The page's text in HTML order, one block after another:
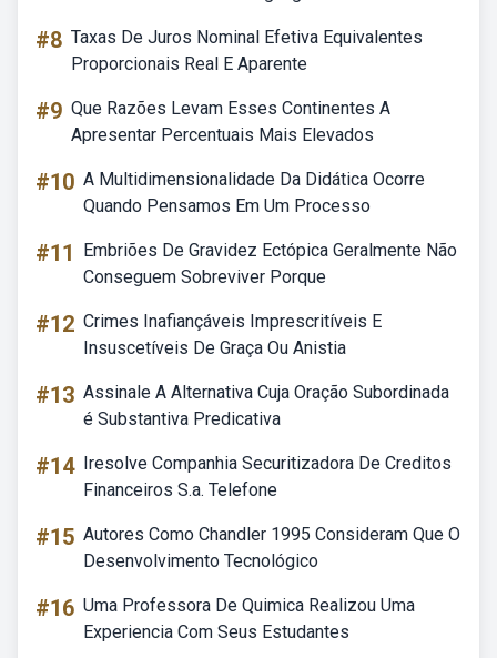
#8 Taxas De Juros Nominal Efetiva Equivalentes
Proporcionais Real E Aparente
#9 Que Razões Levam Esses Continentes A
Apresentar Percentuais Mais Elevados
#10 A Multidimensionalidade Da Didática Ocorre
Quando Pensamos Em Um Processo
#11
Embriões De Gravidez Ectópica Geralmente Não
Conseguem Sobreviver Porque
#12 Crimes Inafiançáveis Imprescritíveis E
Insuscetíveis De Graça Ou Anistia
#13 Assinale A Alternativa Cuja Oração Subordinada
é Substantiva Predicativa
#14 Iresolve Companhia Securitizadora De Creditos
Financeiros S.a. Telefone
#15 Autores Como Chandler 1995 Consideram Que O
Desenvolvimento Tecnológico
#16 Uma Professora De Quimica Realizou Uma
Experiencia Com Seus Estudantes